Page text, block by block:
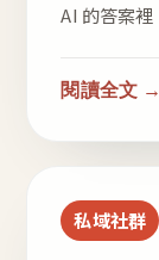
AI 的答案裡
閱讀全文 →
私域社群